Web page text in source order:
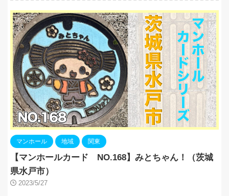
マンホール 地域 関東
【マンホールカード NO.168】みとちゃん！（茨城
県水戸市）
2023/5/27